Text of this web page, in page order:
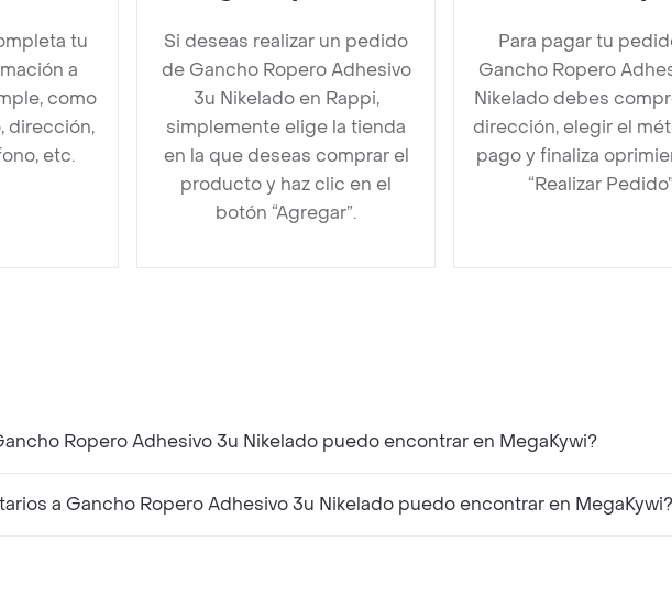
tu
a
como
dirección,
etc.
Si deseas realizar un pedido
de Gancho Ropero Adhesivo
3u Nikelado en Rappi,
simplemente elige la tienda
en la que deseas comprar el
producto y haz clic en el
botón “Agregar”.
Para pagar tu
Gancho Ropero
Nikelado debes
dirección, elegir el
pago y finaliza
“Realizar
Ropero Adhesivo 3u Nikelado puedo encontrar en MegaKywi?
a Gancho Ropero Adhesivo 3u Nikelado puedo encontrar en MegaKywi?